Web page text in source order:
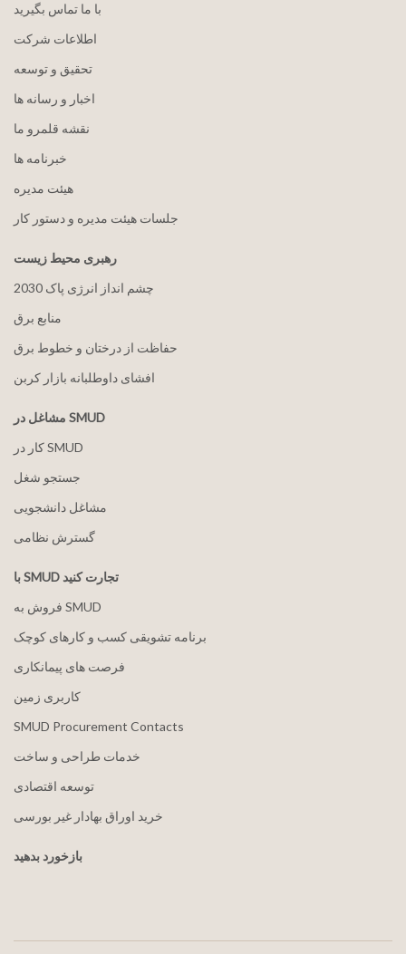
با ما تماس بگیرید
اطلاعات شرکت
تحقیق و توسعه
اخبار و رسانه ها
نقشه قلمرو ما
خبرنامه ها
هيئت مدیره
جلسات هیئت مدیره و دستور کار
رهبری محیط زیست
2030 چشم انداز انرژی پاک
منابع برق
حفاظت از درختان و خطوط برق
افشای داوطلبانه بازار کربن
مشاغل در SMUD
کار در SMUD
جستجو شغل
مشاغل دانشجویی
گسترش نظامی
با SMUD تجارت کنید
فروش به SMUD
برنامه تشویقی کسب و کارهای کوچک
فرصت های پیمانکاری
کاربری زمین
SMUD Procurement Contacts
خدمات طراحی و ساخت
توسعه اقتصادی
خرید اوراق بهادار غیر بورسی
بازخورد بدهید